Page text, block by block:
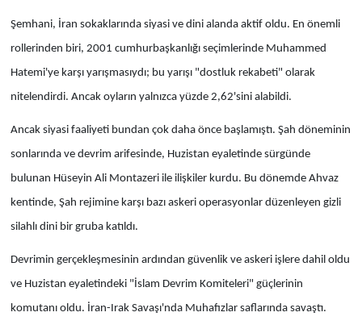
Şemhani, İran sokaklarında siyasi ve dini alanda aktif oldu. En önemli
rollerinden biri, 2001 cumhurbaşkanlığı seçimlerinde Muhammed
Hatemi'ye karşı yarışmasıydı; bu yarışı "dostluk rekabeti" olarak
nitelendirdi. Ancak oyların yalnızca yüzde 2,62'sini alabildi.
Ancak siyasi faaliyeti bundan çok daha önce başlamıştı. Şah döneminin
sonlarında ve devrim arifesinde, Huzistan eyaletinde sürgünde
bulunan Hüseyin Ali Montazeri ile ilişkiler kurdu. Bu dönemde Ahvaz
kentinde, Şah rejimine karşı bazı askeri operasyonlar düzenleyen gizli
silahlı dini bir gruba katıldı.
Devrimin gerçekleşmesinin ardından güvenlik ve askeri işlere dahil oldu
ve Huzistan eyaletindeki "İslam Devrim Komiteleri" güçlerinin
komutanı oldu. İran-Irak Savaşı'nda Muhafızlar saflarında savaştı.